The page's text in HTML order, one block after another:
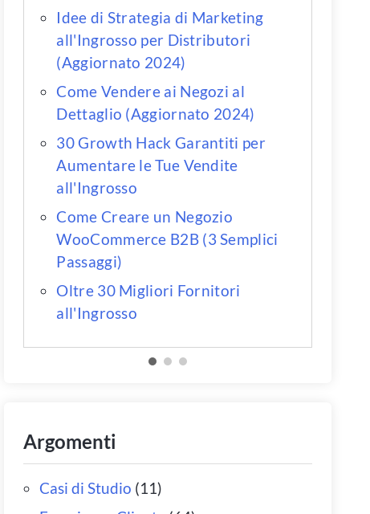
Idee di Strategia di Marketing
all'Ingrosso per Distributori
(Aggiornato 2024)
Come Vendere ai Negozi al
Dettaglio (Aggiornato 2024)
30 Growth Hack Garantiti per
Aumentare le Tue Vendite
all'Ingrosso
Come Creare un Negozio
WooCommerce B2B (3 Semplici
Passaggi)
Oltre 30 Migliori Fornitori
all'Ingrosso
Argomenti
Casi di Studio (11)